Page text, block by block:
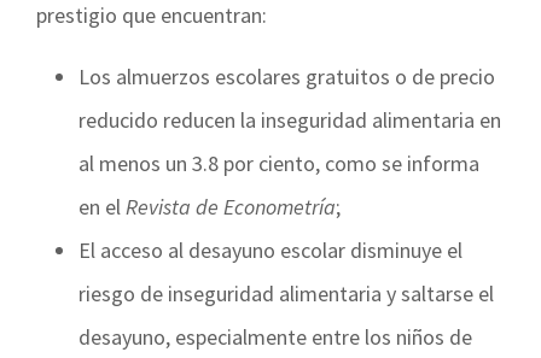
prestigio que encuentran:
Los almuerzos escolares gratuitos o de precio
reducido reducen la inseguridad alimentaria en
al menos un 3.8 por ciento, como se informa
en elRevista de Econometría;
El acceso al desayuno escolar disminuye el
riesgo de inseguridad alimentaria y saltarse el
desayuno, especialmente entre los niños de